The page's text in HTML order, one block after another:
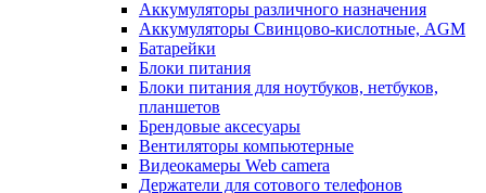
Аккумуляторы различного назначения
Аккумуляторы Свинцово-кислотные, AGM
Батарейки
Блоки питания
Блоки питания для ноутбуков, нетбуков,
планшетов
Брендовые аксесуары
Вентиляторы компьютерные
Видеокамеры Web camera
Держатели для сотового телефонов